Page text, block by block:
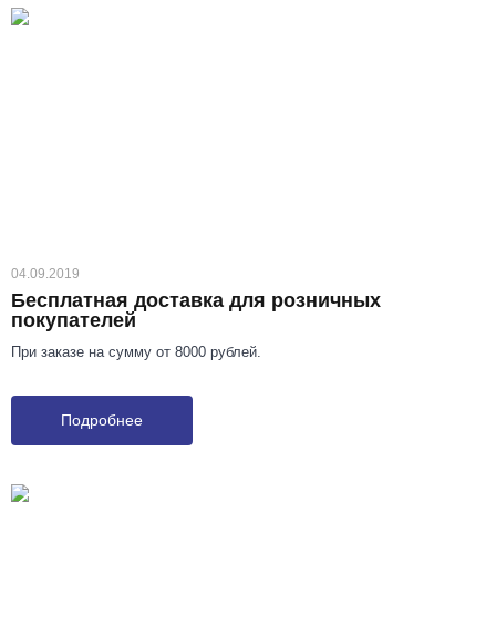
04.09.2019
Бесплатная доставка для розничных
покупателей
При заказе на сумму от 8000 рублей.
Подробнее